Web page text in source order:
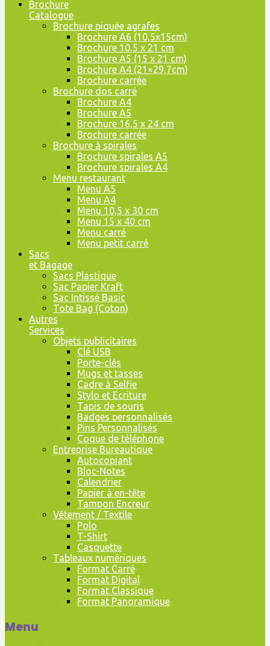
Brochure
Catalogue
Brochure piquée agrafes
Brochure A6 (10,5x15cm)
Brochure 10,5 x 21 cm
Brochure A5 (15 x 21 cm)
Brochure A4 (21×29,7cm)
Brochure carrée
Brochure dos carré
Brochure A4
Brochure A5
Brochure 16,5 x 24 cm
Brochure carrée
Brochure à spirales
Brochure spirales A5
Brochure spirales A4
Menu restaurant
Menu A5
Menu A4
Menu 10,5 x 30 cm
Menu 15 x 40 cm
Menu carré
Menu petit carré
Sacs
et Bagage
Sacs Plastique
Sac Papier Kraft
Sac Intissé Basic
Tote Bag (Coton)
Autres
Services
Objets publicitaires
Clé USB
Porte-clés
Mugs et tasses
Cadre à Selfie
Stylo et Ecriture
Tapis de souris
Badges personnalisés
Pins Personnalisés
Coque de téléphone
Entreprise Bureautique
Autocopiant
Bloc-Notes
Calendrier
Papier à en-tête
Tampon Encreur
Vêtement / Textile
Polo
T-Shirt
Casquette
Tableaux numériques
Format Carré
Format Digital
Format Classique
Format Panoramique
Menu